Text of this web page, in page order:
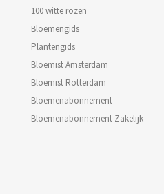
100 witte rozen
Bloemengids
Plantengids
Bloemist Amsterdam
Bloemist Rotterdam
Bloemenabonnement
Bloemenabonnement Zakelijk